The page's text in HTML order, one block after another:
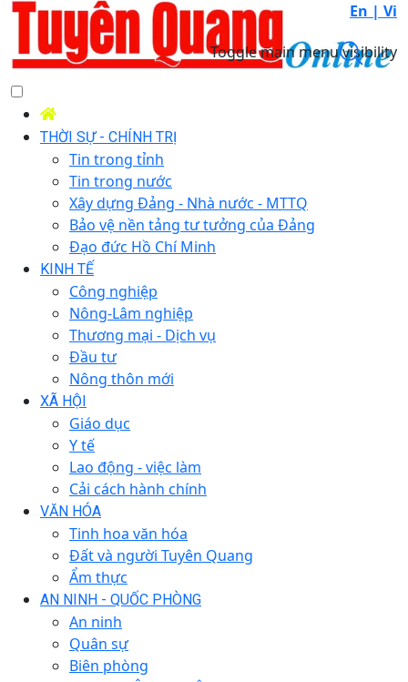
En | Vi
Toggle main menu visibility
THỜI SỰ - CHÍNH TRỊ
Tin trong tỉnh
Tin trong nước
Xây dựng Đảng - Nhà nước - MTTQ
Bảo vệ nền tảng tư tưởng của Đảng
Đạo đức Hồ Chí Minh
KINH TẾ
Công nghiệp
Nông-Lâm nghiệp
Thương mại - Dịch vụ
Đầu tư
Nông thôn mới
XÃ HỘI
Giáo dục
Y tế
Lao động - việc làm
Cải cách hành chính
VĂN HÓA
Tinh hoa văn hóa
Đất và người Tuyên Quang
Ẩm thực
AN NINH - QUỐC PHÒNG
An ninh
Quân sự
Biên phòng